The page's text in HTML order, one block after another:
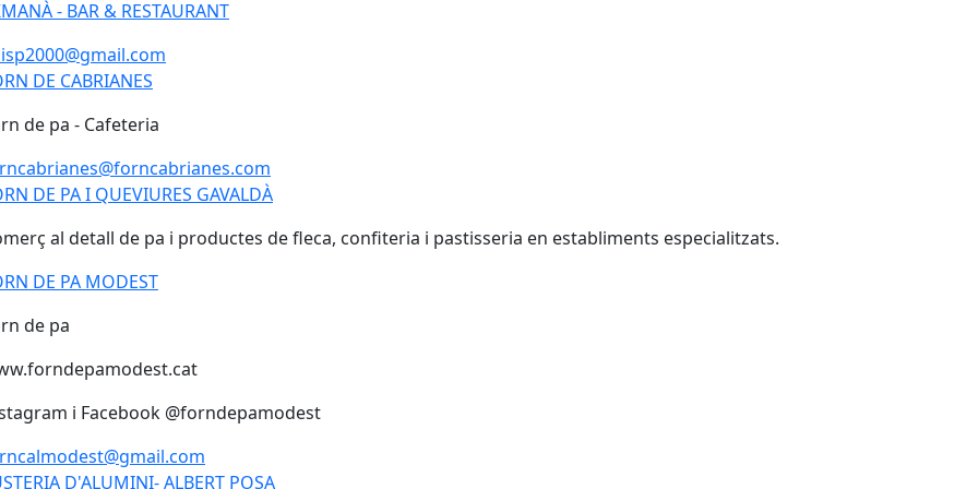
- BAR & RESTAURANT
- BAR & RESTAURANT
DE CABRIANES
DE CABRIANES
de pa - Cafeteria
DE PA I QUEVIURES GAVALDÀ
DE PA I QUEVIURES GAVALDÀ
al detall de pa i productes de fleca, confiteria i pastisseria en establiments especialitzats.
DE PA MODEST
DE PA MODEST
de pa
i Facebook @forndepamodest
D'ALUMINI- ALBERT POSA